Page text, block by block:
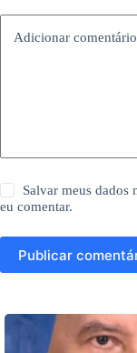
Adicionar comentário
Salvar meus dados
eu comentar.
Publicar